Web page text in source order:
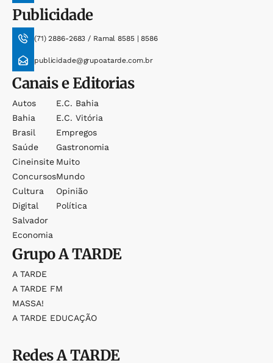
Publicidade
(71) 2886-2683 / Ramal 8585 | 8586
publicidade@grupoatarde.com.br
Canais e Editorias
Autos
Bahia
Brasil
Saúde
Cineinsite
Concursos
Cultura
Digital
Salvador
Economia
E.c. Bahia
E.c. Vitória
Empregos
Gastronomia
Muito
Mundo
Opinião
Política
GrupoA TARDE
A TARDE
A TARDE FM
MASSA!
A TARDE EDUCAÇÃO
RedesA TARDE